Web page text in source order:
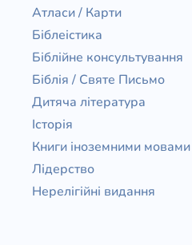
Атласи / Карти
Біблеістика
Біблійне консультування
Біблія / Святе Письмо
Дитяча література
Історія
Книги іноземними мовами
Лідерство
Нерелігійні видання